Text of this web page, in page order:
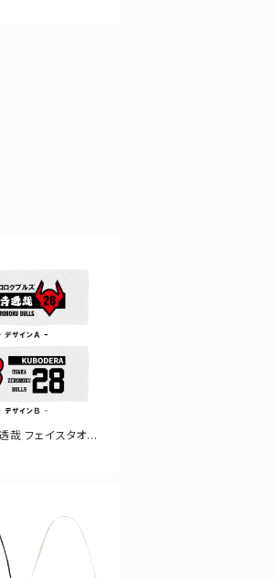
フェイスタオル
イン FT0144